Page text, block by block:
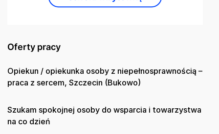
Oferty pracy
Opiekun / opiekunka osoby z niepełnosprawnością –
praca z sercem, Szczecin (Bukowo)
Szukam spokojnej osoby do wsparcia i towarzystwa
na co dzień